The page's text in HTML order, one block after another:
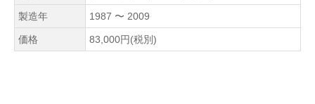
製造年 1987 〜 2009
価格 83,000円(税別)